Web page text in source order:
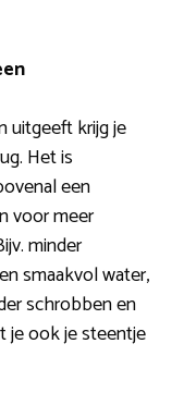
uitgeeft krijg je
Het is
een
voor meer
minder
smaakvol water,
schrobben en
je ook je steentje